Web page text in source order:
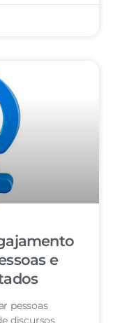
e
pessoas
discursos